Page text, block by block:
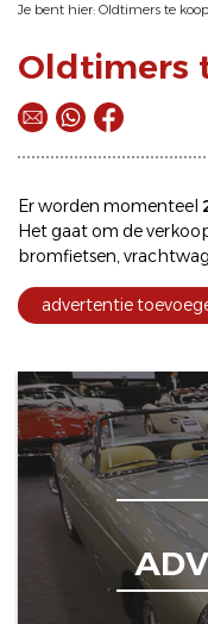
Je bent hier: Oldtimers te koop
Oldtimers
Er worden momenteel
Het gaat om de
bromfietsen,
advertentie